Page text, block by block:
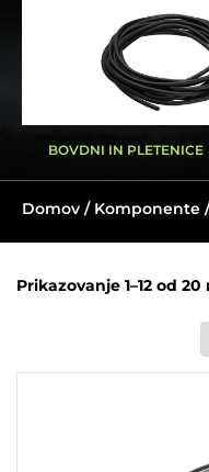
BOVDNI IN PLETENICE
Domov / Komponente
Prikazovanje 1–12 od